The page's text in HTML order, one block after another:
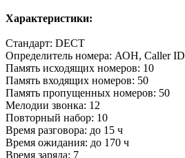
Характеристики:
Стандарт: DECT
Определитель номера: АОН, Caller ID
Память исходящих номеров: 10
Память входящих номеров: 50
Память пропущенных номеров: 50
Мелодии звонка: 12
Повторный набор: 10
Время разговора: до 15 ч
Время ожидания: до 170 ч
Время заряда: 7